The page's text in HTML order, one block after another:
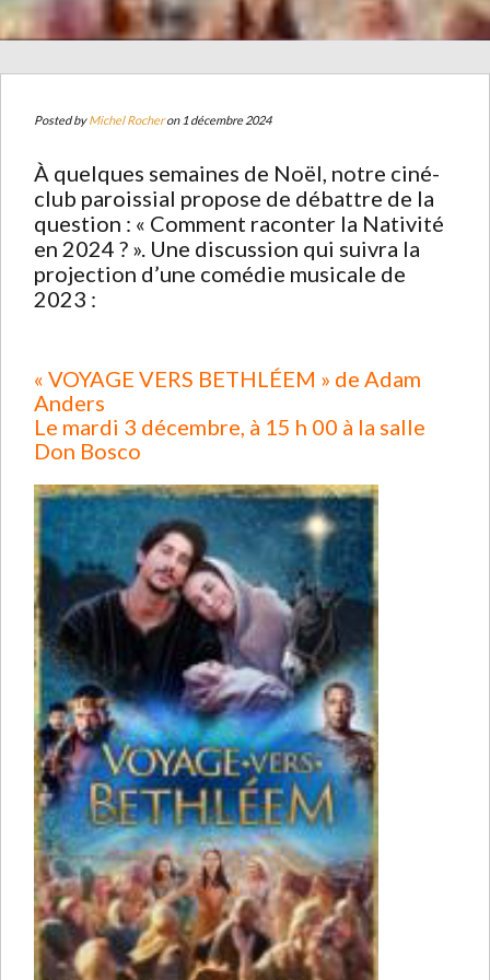
Posted byMichel Rocheron 1 décembre 2024
À quelques semaines de Noël, notre ciné-
club paroissial propose de débattre de la
question : « Comment raconter la Nativité
en 2024 ? ». Une discussion qui suivra la
projection d’une comédie musicale de
2023 :
« VOYAGE VERS BETHLÉEM » de Adam
Anders
Le mardi 3 décembre, à 15 h 00 à la salle
Don Bosco